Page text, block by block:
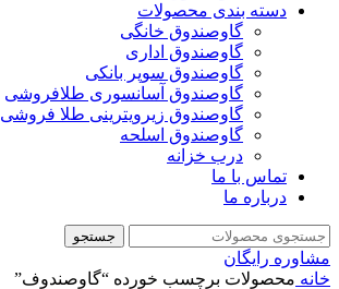
دسته بندی محصولات
گاوصندوق خانگی
گاوصندوق اداری
گاوصندوق سوپر بانکی
گاوصندوق آسانسوری طلافروشی
گاوصندوق زیرویترینی طلا فروشی
گاوصندوق اسلحه
درب خزانه
تماس با ما
درباره ما
جستجو
مشاوره رایگان
خانه محصولات برچسب خورده “گاوصندوف”